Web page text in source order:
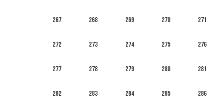
267 268 269 270 271
272 273 274 275 276
277 278 279 280 281
282 283 284 285 286